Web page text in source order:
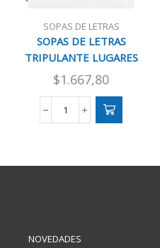
SOPAS DE LETRAS
SOPAS DE LETRAS
TRIPULANTE LUGARES
28X20 CM
$1.667,80
SOPAS
LUGARES
NOVEDADES